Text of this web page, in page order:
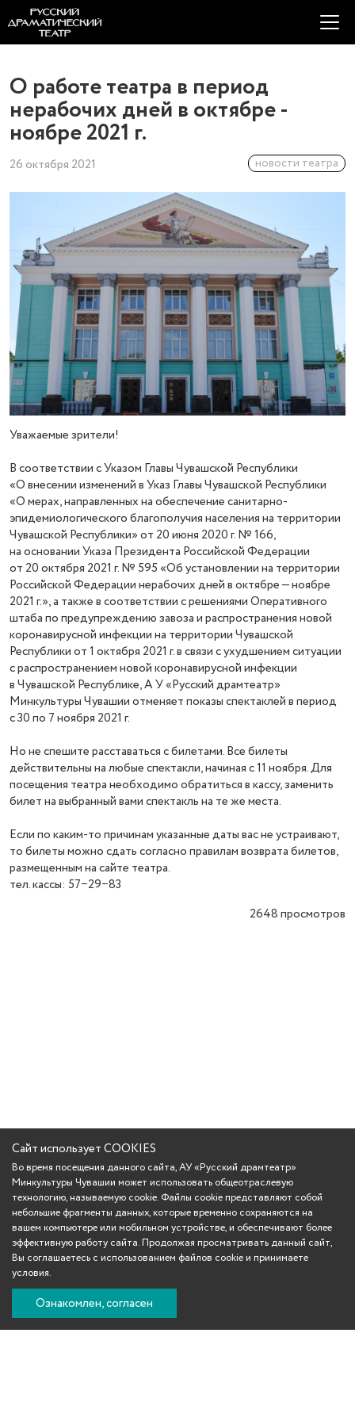
О работе театра в период
нерабочих дней в октябре -
ноябре 2021 г.
26 октября 2021 новости театра
Уважаемые зрители!
В соответствии с Указом Главы Чувашской Республики
«О внесении изменений в Указ Главы Чувашской Республики
«О мерах, направленных на обеспечение санитарно-
эпидемиологического благополучия населения на территории
Чувашской Республики» от 20 июня 2020 г. № 166,
на основании Указа Президента Российской Федерации
от 20 октября 2021 г. № 595 «Об установлении на территории
Российской Федерации нерабочих дней в октябре — ноябре
2021 г.», а также в соответствии с решениями Оперативного
штаба по предупреждению завоза и распространения новой
коронавирусной инфекции на территории Чувашской
Республики от 1 октября 2021 г. в связи с ухудшением ситуации
с распространением новой коронавирусной инфекции
в Чувашской Республике, А У «Русский драмтеатр»
Минкультуры Чувашии отменяет показы спектаклей в период
с 30 по 7 ноября 2021 г.
Но не спешите расставаться с билетами. Все билеты
действительны на любые спектакли, начиная с 11 ноября. Для
посещения театра необходимо обратиться в кассу, заменить
билет на выбранный вами спектакль на те же места.
Если по каким-то причинам указанные даты вас не устраивают,
то билеты можно сдать согласно правилам возврата билетов,
размещенным на сайте театра.
тел. кассы: 57−29−83
2648просмотров
Сайт использует COOKIES
Во время посещения данного сайта, АУ «Русский драмтеатр»
Минкультуры Чувашии может использовать общеотраслевую
технологию, называемую cookie. Файлы cookie представляют собой
небольшие фрагменты данных, которые временно сохраняются на
вашем компьютере или мобильном устройстве, и обеспечивают более
эффективную работу сайта. Продолжая просматривать данный сайт,
Вы соглашаетесь с использованием файлов cookie и принимаете
условия.
Ознакомлен, согласен